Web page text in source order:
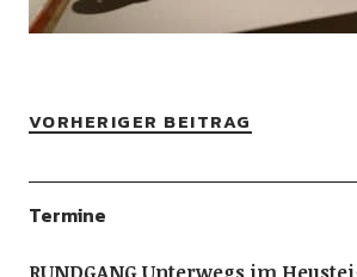
VORHERIGER BEITRAG
Termine